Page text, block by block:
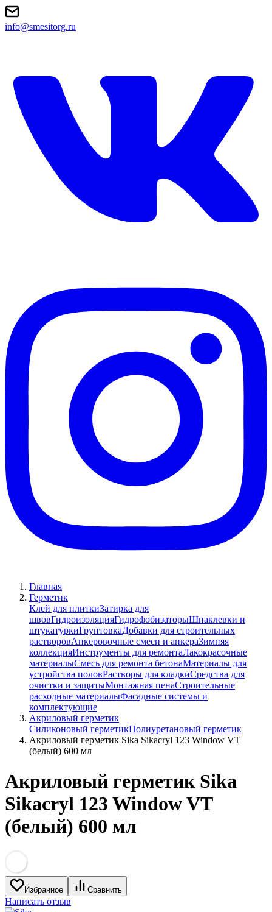
info@smesitorg.ru
Главная
Герметик
Клей для плиткиЗатирка для
швовГидроизоляцияГидрофобизаторыШпаклевки и
штукатуркиГрунтовкаДобавки для строительных
растворовАнкеровочные смеси и анкераЗимняя
коллекцияИнструменты для ремонтаЛакокрасочные
материалыСмесь для ремонта бетонаМатериалы для
устройства половРастворы для кладкиСредства для
очистки и защитыМонтажная пенаСтроительные
расходные материалыФасадные системы и
комплектующие
Акриловый герметик
Силиконовый герметикПолиуретановый герметик
Акриловый герметик Sika Sikacryl 123 Window VT
(белый) 600 мл
Акриловый герметик Sika
Sikacryl 123 Window VT
(белый) 600 мл
Избранное Сравнить
Написать отзыв